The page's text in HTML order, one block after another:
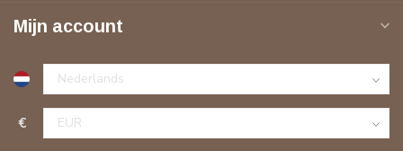
Mijn account
€